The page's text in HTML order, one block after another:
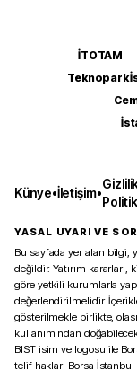
İTOTAM
Teknopark
Künye•İletişim•
YASAL UYARI VE
Bu sayfada yer alan bilgi,
değildir. Yatırım
göre yetkili kurumlarla
değerlendirilmelidir.
gösterilmekle birlikte,
kullanımından
BIST isim ve logosu ile
telif hakları Borsa İstanbul